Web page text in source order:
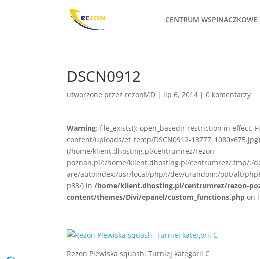
CENTRUM WSPINACZKOWE
DSCN0912
utworzone przez rezonMD | lip 6, 2014 |0 komentarzy
Warning: file_exists(): open_basedir restriction in
content/uploads/et_temp/DSCN0912-
(/home/klient.dhosting.pl/centrumrez/rezon-
poznan.pl/:/home/klient.dhosting.pl/centrumrez/.tmp/:/
are/autoindex:/usr/local/php/:/dev/urandom:/opt/alt/
p83/) in/home/klient.dhosting.pl/centrumrez/rezon-
content/themes/Divi/epanel/custom_functions.php on
Rezon Plewiska squash. Turniej kategorii C